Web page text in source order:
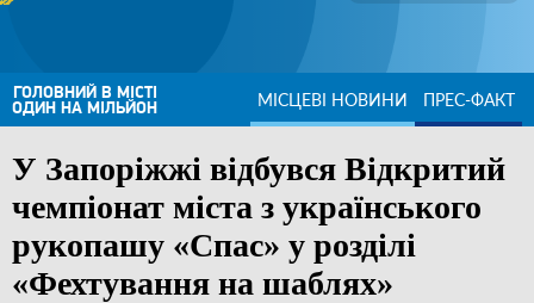
ГОЛОВНИЙ В МІСТІ
ОДИН НА МІЛЬЙОН МІСЦЕВІ НОВИНИ ПРЕС-ФАКТ
У Запоріжжі відбувся Відкритий
чемпіонат міста з українського
рукопашу «Спас» у розділі
«Фехтування на шаблях»